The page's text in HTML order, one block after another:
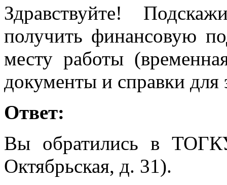
Здравствуйте!
получить финансовую
месту работы
документы и справки
Ответ:
Вы обратились в
Октябрьская, д. 31).